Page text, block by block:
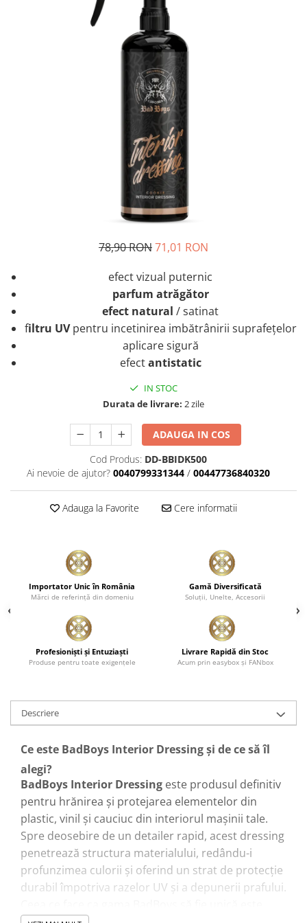
78,90 RON71,01 RON
efect vizual puternic
parfum atrăgător
efect natural / satinat
filtru UVpentru incetinirea imbătrânirii suprafețelor
aplicare sigură
efectantistatic
IN STOC
Durata de livrare: 2 zile
ADAUGA IN COS
Cod Produs: DD-BBIDK500
Ai nevoie de ajutor? 0040799331344 / 00447736840320
Adauga la Favorite Cere informatii
Importator Unic în România
Mărci de referinţă din domeniu
Gamă Diversificată
Soluţii, Unelte, Accesorii
Profesionişti şi Entuziaşti
Produse pentru toate exigenţele
Livrare Rapidă din Stoc
Acum prin easybox şi FANbox
Descriere
Ce este BadBoys Interior Dressing și de ce să îl
alegi?
BadBoys Interior Dressing este produsul definitiv
pentru hrănirea și protejarea elementelor din
plastic, vinil și cauciuc din interiorul mașinii tale.
Spre deosebire de un detailer rapid, acest dressing
penetrează structura materialului, redându-i
profunzimea culorii și oferind un strat de protecție
durabil împotriva razelor UV și a depunerii prafului.